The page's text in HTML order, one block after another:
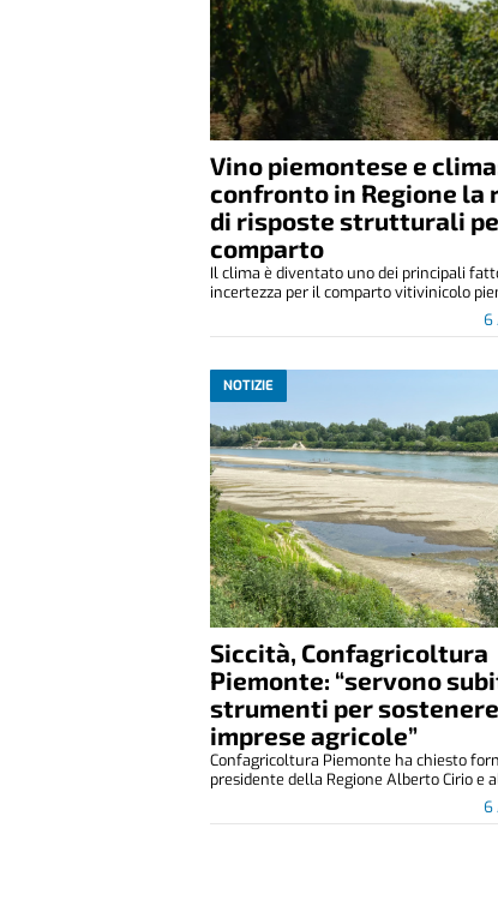
Vino piemontese e
confronto in Regione la
di risposte strutturali
comparto
6
Il clima è diventato uno dei principali
incertezza per il comparto vitivinicolo
NOTIZIE
Siccità, Confagricoltura
Piemonte: “servono
strumenti per
imprese agricole”
6
Confagricoltura Piemonte ha chiesto
presidente della Regione Alberto Cirio e